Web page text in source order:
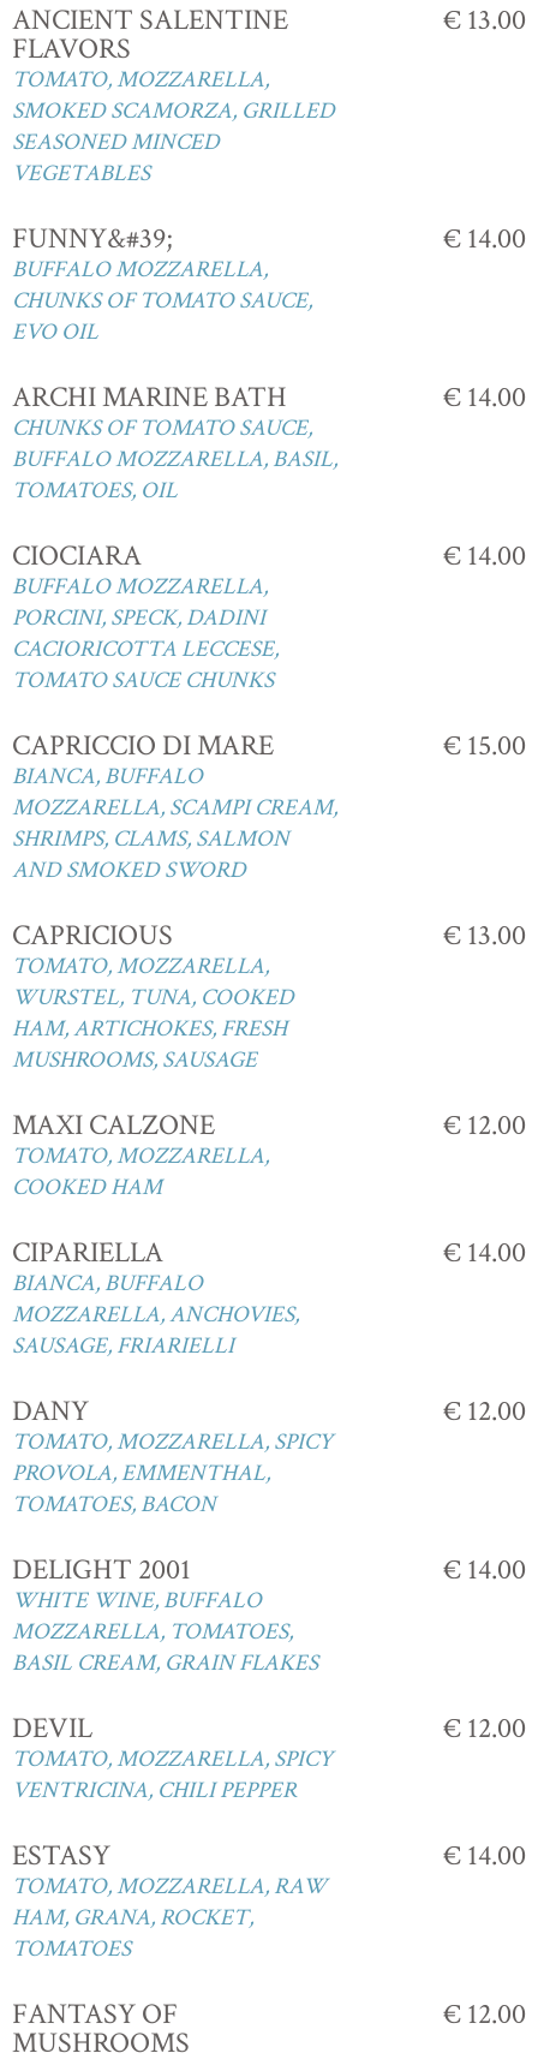
ANCIENT SALENTINE
FLAVORS
TOMATO, MOZZARELLA,
SMOKED SCAMORZA, GRILLED
SEASONED MINCED
VEGETABLES
€ 13.00
FUNNY&#39;
BUFFALO MOZZARELLA,
CHUNKS OF TOMATO SAUCE,
EVO OIL
€ 14.00
ARCHI MARINE BATH
CHUNKS OF TOMATO SAUCE,
BUFFALO MOZZARELLA, BASIL,
TOMATOES, OIL
€ 14.00
CIOCIARA
BUFFALO MOZZARELLA,
PORCINI, SPECK, DADINI
CACIORICOTTA LECCESE,
TOMATO SAUCE CHUNKS
€ 14.00
CAPRICCIO DI MARE
BIANCA, BUFFALO
MOZZARELLA, SCAMPI CREAM,
SHRIMPS, CLAMS, SALMON
AND SMOKED SWORD
€ 15.00
CAPRICIOUS
TOMATO, MOZZARELLA,
WURSTEL, TUNA, COOKED
HAM, ARTICHOKES, FRESH
MUSHROOMS, SAUSAGE
€ 13.00
MAXI CALZONE
TOMATO, MOZZARELLA,
COOKED HAM
€ 12.00
CIPARIELLA
BIANCA, BUFFALO
MOZZARELLA, ANCHOVIES,
SAUSAGE, FRIARIELLI
€ 14.00
DANY
TOMATO, MOZZARELLA, SPICY
PROVOLA, EMMENTHAL,
TOMATOES, BACON
€ 12.00
DELIGHT 2001
WHITE WINE, BUFFALO
MOZZARELLA, TOMATOES,
BASIL CREAM, GRAIN FLAKES
€ 14.00
DEVIL
TOMATO, MOZZARELLA, SPICY
VENTRICINA, CHILI PEPPER
€ 12.00
ESTASY
TOMATO, MOZZARELLA, RAW
HAM, GRANA, ROCKET,
TOMATOES
€ 14.00
FANTASY OF
MUSHROOMS
€ 12.00